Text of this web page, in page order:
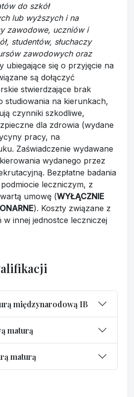
do szkół
lub wyższych i na
zawodowe, uczniów i
studentów, słuchaczy
zawodowych oraz
ubiegające się o przyjęcie na
są dołączyć
stwierdzające brak
studiowania na kierunkach,
czynniki szkodliwe,
dla zdrowia (wydane
pracy, na
Zaświadczenie wydawane
wydanego przez
Bezpłatne badania
leczniczym, z
umowę (WYŁĄCZNIE
). Koszty związane z
w innej jednostce leczniczej
międzynarodową IB
maturą
maturą